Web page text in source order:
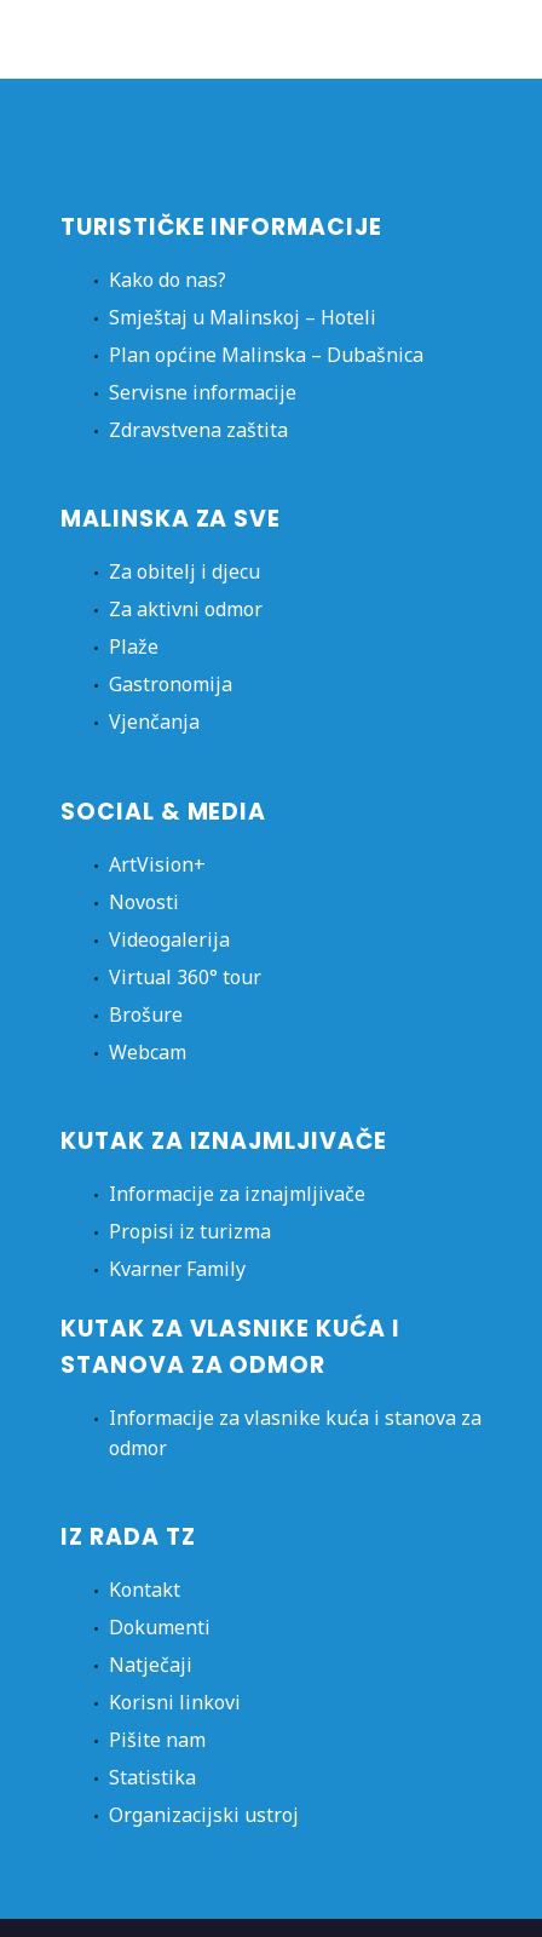
TURISTIČKE INFORMACIJE
Kako do nas?
Smještaj u Malinskoj – Hoteli
Plan općine Malinska – Dubašnica
Servisne informacije
Zdravstvena zaštita
MALINSKA ZA SVE
Za obitelj i djecu
Za aktivni odmor
Plaže
Gastronomija
Vjenčanja
SOCIAL & MEDIA
ArtVision+
Novosti
Videogalerija
Virtual 360° tour
Brošure
Webcam
KUTAK ZA IZNAJMLJIVAČE
Informacije za iznajmljivače
Propisi iz turizma
Kvarner Family
KUTAK ZA VLASNIKE KUĆA I
STANOVA ZA ODMOR
Informacije za vlasnike kuća i stanova za
odmor
IZ RADA TZ
Kontakt
Dokumenti
Natječaji
Korisni linkovi
Pišite nam
Statistika
Organizacijski ustroj